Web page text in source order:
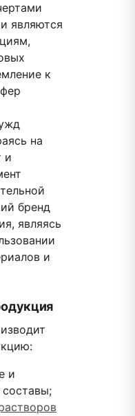
являются
к
на
и
бренд
являясь
и
и